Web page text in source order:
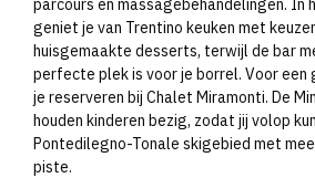
parcours en massagebehandelingen.
geniet je van Trentino keuken met
huisgemaakte desserts, terwijl de bar
perfecte plek is voor je borrel. Voor een
je reserveren bij Chalet Miramonti. De
houden kinderen bezig, zodat jij volop
Pontedilegno-Tonale skigebied met
piste.